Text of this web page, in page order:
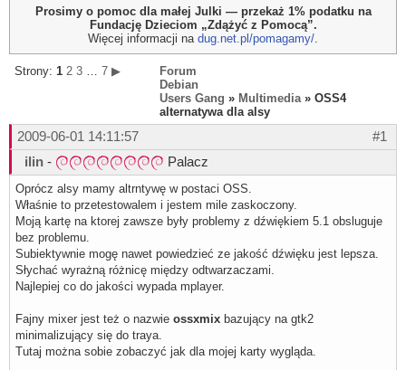
Prosimy o pomoc dla małej Julki — przekaż 1% podatku na
Fundację Dzieciom „Zdążyć z Pomocą”.
Więcej informacji na dug.net.pl/pomagamy/.
Strony: 1 2 3 … 7 ▶
Forum
Debian
Users Gang » Multimedia» OSS4
alternatywa dla alsy
#1
2009-06-01 14:11:57
ilin - Palacz
Oprócz alsy mamy altrntywę w postaci OSS.
Właśnie to przetestowalem i jestem mile zaskoczony.
Moją kartę na ktorej zawsze były problemy z dźwiękiem 5.1 obsluguje
bez problemu.
Subiektywnie mogę nawet powiedzieć ze jakość dźwięku jest lepsza.
Słychać wyrażną różnicę między odtwarzaczami.
Najlepiej co do jakości wypada mplayer.
Fajny mixer jest też o nazwie ossxmix bazujący na gtk2
minimalizujący się do traya.
Tutaj można sobie zobaczyć jak dla mojej karty wygląda.